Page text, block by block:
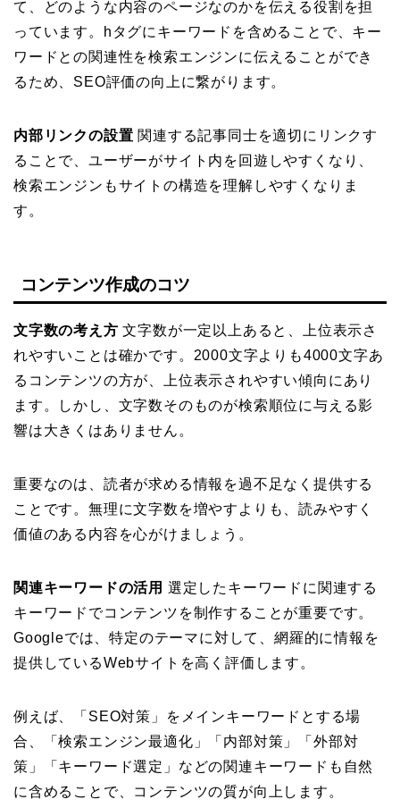
て、どのような内容のページなのかを伝える役割を担
っています。hタグにキーワードを含めることで、キー
ワードとの関連性を検索エンジンに伝えることができ
るため、SEO評価の向上に繋がります。
内部リンクの設置 関連する記事同士を適切にリンクす
ることで、ユーザーがサイト内を回遊しやすくなり、
検索エンジンもサイトの構造を理解しやすくなりま
す。
コンテンツ作成のコツ
文字数の考え方 文字数が一定以上あると、上位表示さ
れやすいことは確かです。2000文字よりも4000文字あ
るコンテンツの方が、上位表示されやすい傾向にあり
ます。しかし、文字数そのものが検索順位に与える影
響は大きくはありません。
重要なのは、読者が求める情報を過不足なく提供する
ことです。無理に文字数を増やすよりも、読みやすく
価値のある内容を心がけましょう。
関連キーワードの活用 選定したキーワードに関連する
キーワードでコンテンツを制作することが重要です。
Googleでは、特定のテーマに対して、網羅的に情報を
提供しているWebサイトを高く評価します。
例えば、「SEO対策」をメインキーワードとする場
合、「検索エンジン最適化」「内部対策」「外部対
策」「キーワード選定」などの関連キーワードも自然
に含めることで、コンテンツの質が向上します。